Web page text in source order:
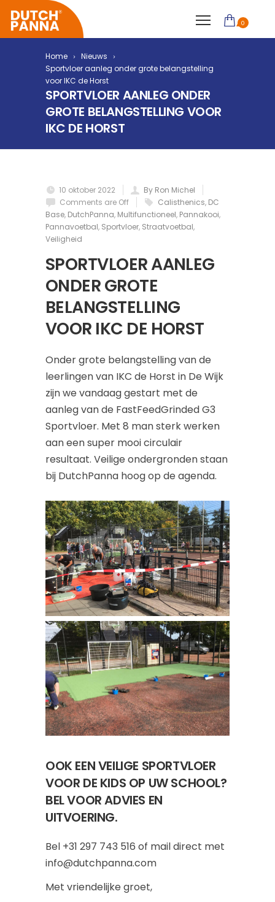
0
Home
Nieuws
Sportvloer aanleg onder grote belangstelling
voor IKC de Horst
SPORTVLOER AANLEG ONDER
GROTE BELANGSTELLING VOOR
IKC DE HORST
10 oktober 2022
By Ron Michel
Comments are Off
Calisthenics, DC
Base, DutchPanna, Multifunctioneel, Pannakooi,
Pannavoetbal, Sportvloer, Straatvoetbal,
Veiligheid
SPORTVLOER AANLEG
ONDER GROTE
BELANGSTELLING
VOOR IKC DE HORST
Onder grote belangstelling van de
leerlingen van IKC de Horst in De Wijk
zijn we vandaag gestart met de
aanleg van de FastFeedGrinded G3
Sportvloer. Met 8 man sterk werken
aan een super mooi circulair
resultaat. Veilige ondergronden staan
bij DutchPanna hoog op de agenda.
OOK EEN VEILIGE SPORTVLOER
VOOR DE KIDS OP UW SCHOOL?
BEL VOOR ADVIES EN
UITVOERING.
Bel +31 297 743 516 of mail direct met
info@dutchpanna.com
Met vriendelijke groet,